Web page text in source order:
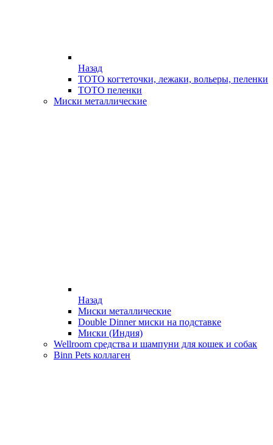
Назад
ТОТО когтеточки, лежаки, вольеры, пеленки
ТОТО пеленки
Миски металлические
Назад
Миски металлические
Double Dinner миски на подставке
Миски (Индия)
Wellroom средства и шампуни для кошек и собак
Binn Pets коллаген